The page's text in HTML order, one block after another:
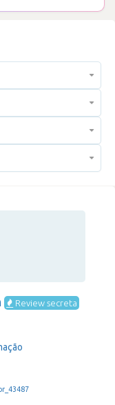
Review secreta